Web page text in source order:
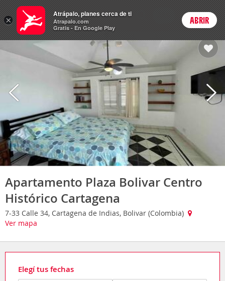
Hoteles Precios en
ARSCambiar moneda
Login
Apartamento Plaza Bolivar Centro
Histórico Cartagena
7-33 Calle 34, Cartagena de Indias, Bolivar (Colombia)
Ver mapa
Elegí tus fechas
×
Atrápalo, planes cerca de ti
Atrapalo.com
Gratis - En Google Play
ABRIR